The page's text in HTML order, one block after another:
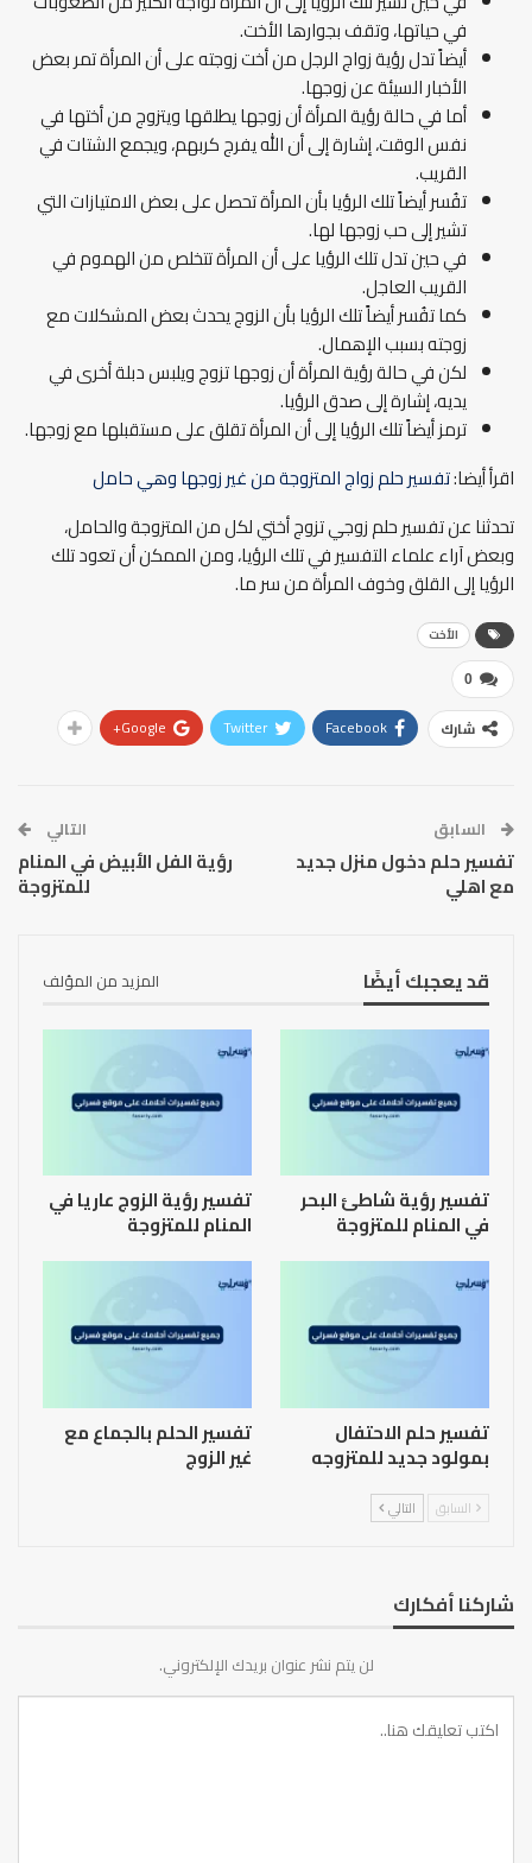
في حياتها، وتقف بجوارها الأخت.
أيضاً تدل رؤية زواج الرجل من أخت زوجته على أن المرأة تمر بعض
الأخبار السيئة عن زوجها.
أما في حالة رؤية المرأة أن زوجها يطلقها ويتزوج من أختها في
نفس الوقت، إشارة إلى أن الله يفرج كربهم، ويجمع الشتات في
القريب.
تفُسر أيضاً تلك الرؤيا بأن المرأة تحصل على بعض الامتيازات التي
تشير إلى حب زوجها لها.
في حين تدل تلك الرؤيا على أن المرأة تتخلص من الهموم في
القريب العاجل.
كما تفُسر أيضاً تلك الرؤيا بأن الزوج يحدث بعض المشكلات مع
زوجته بسبب الإهمال.
لكن في حالة رؤية المرأة أن زوجها تزوج ويلبس دبلة أخرى في
يديه، إشارة إلى صدق الرؤيا.
ترمز أيضاً تلك الرؤيا إلى أن المرأة تقلق على مستقبلها مع زوجها.
اقرأ أيضا:تفسير حلم زواج المتزوجة من غير زوجها وهي حامل
تحدثنا عن تفسير حلم زوجي تزوج أختي لكل من المتزوجة والحامل،
وبعض آراء علماء التفسير في تلك الرؤيا، ومن الممكن أن تعود تلك
الرؤيا إلى القلق وخوف المرأة من سر ما.
الأخت
0
شارك Facebook
Twitter
Google+
السابق
تفسير حلم دخول منزل جديد
مع اهلي
التالي
رؤية الفل الأبيض في المنام
للمتزوجة
قد يعجبك أيضًا المزيد من المؤلف
تفسير رؤية شاطئ البحر
في المنام للمتزوجة
تفسير رؤية الزوج عاريا في
المنام للمتزوجة
تفسير حلم الاحتفال
بمولود جديد للمتزوجه
تفسير الحلم بالجماع مع
غير الزوج
السابق التالي
شاركنا أفكارك
لن يتم نشر عنوان بريدك الإلكتروني.